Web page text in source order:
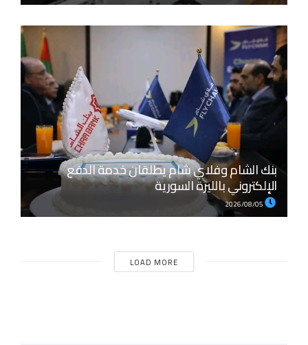
بنك الشام وفلاي شام يطلقان خدمة الدفع
الإلكتروني بالليرة السورية
LOAD MORE